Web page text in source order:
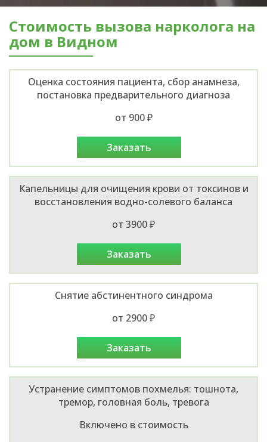
Стоимость вызова нарколога на
дом в Видном
Оценка состояния пациента, сбор анамнеза,
постановка предварительного диагноза
от 900 ₽
заказать
Капельницы для очищения крови от токсинов и
восстановления водно-солевого баланса
от 3900 ₽
заказать
Снятие абстинентного синдрома
от 2900 ₽
заказать
Устранение симптомов похмелья: тошнота,
тремор, головная боль, тревога
Включено в стоимость